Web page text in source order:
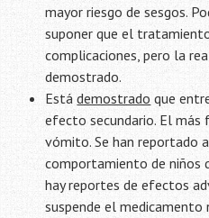
mayor riesgo de sesgos.
suponer que el
complicaciones, pero la
demostrado.
Estádemostrado que
efecto secundario. El
vómito. Se han reportado
comportamiento de niños
hay reportes de efectos
suspende el medicamento